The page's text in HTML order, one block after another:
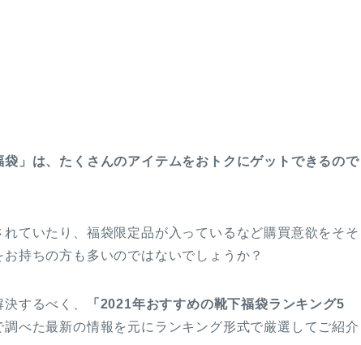
」は、たくさんのアイテムをおトクにゲットできるので
ていたり、福袋限定品が入っているなど購買意欲をそそ
持ちの方も多いのではないでしょうか？
するべく、
「2021年おすすめの靴下福袋ランキング5
べた最新の情報を元にランキング形式で厳選してご紹介